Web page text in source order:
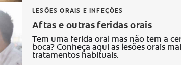
LESÕES ORAIS E INFEÇÕES
Aftas e outras feridas orais
Tem uma ferida oral mas não tem a
boca? Conheça aqui as lesões orais
tratamentos habituais.